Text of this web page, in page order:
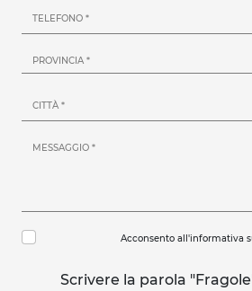
Acconsento all'informativa
Scrivere la parola